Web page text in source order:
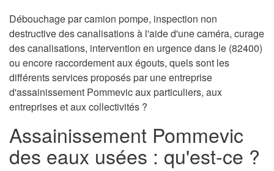
Débouchage par camion pompe, inspection non
destructive des canalisations à l'aide d'une caméra, curage
des canalisations, intervention en urgence dans le (82400)
ou encore raccordement aux égouts, quels sont les
différents services proposés par une entreprise
d'assainissement Pommevic aux particuliers, aux
entreprises et aux collectivités ?
Assainissement Pommevic
des eaux usées : qu'est-ce ?